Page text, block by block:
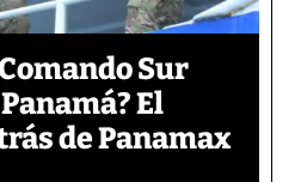
Sur
El
de Panamax